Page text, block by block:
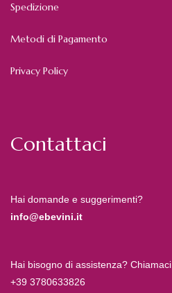
Spedizione
Metodi di Pagamento
Privacy Policy
Contattaci
Hai domande e suggerimenti?
info@ebevini.it
Hai bisogno di assistenza? Chiamaci.
+39 3780633826